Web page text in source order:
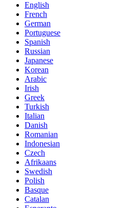
English
French
German
Portuguese
Spanish
Russian
Japanese
Korean
Arabic
Irish
Greek
Turkish
Italian
Danish
Romanian
Indonesian
Czech
Afrikaans
Swedish
Polish
Basque
Catalan